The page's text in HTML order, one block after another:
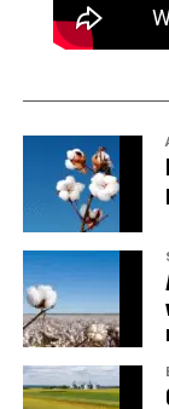
O custo
O Brasil soube
referência
espécie
só então agir.
Não defendo
planejamento,
capaz de
e passou a ser
Quem vive no